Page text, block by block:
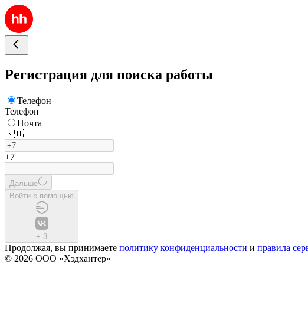
Регистрация для поиска работы
Телефон
Телефон
Почта
🇷🇺
+7
Дальше
Войти с помощью
+ 3
Продолжая, вы принимаете политику конфиденциальности и правила
© 2026 ООО «Хэдхантер»